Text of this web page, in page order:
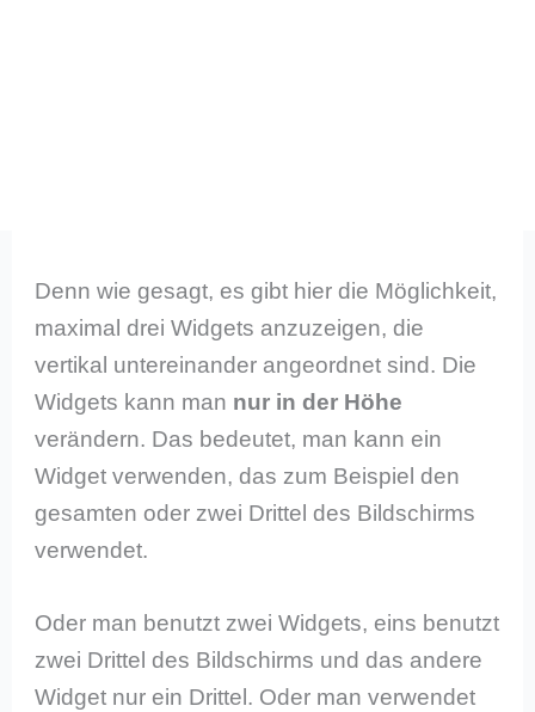
Denn wie gesagt, es gibt hier die Möglichkeit,
maximal drei Widgets anzuzeigen, die
vertikal untereinander angeordnet sind. Die
Widgets kann man nur in der Höhe
verändern. Das bedeutet, man kann ein
Widget verwenden, das zum Beispiel den
gesamten oder zwei Drittel des Bildschirms
verwendet.
Oder man benutzt zwei Widgets, eins benutzt
zwei Drittel des Bildschirms und das andere
Widget nur ein Drittel. Oder man verwendet